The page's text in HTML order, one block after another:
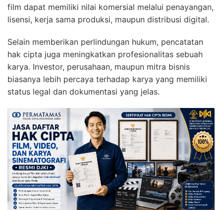
film dapat memiliki nilai komersial melalui penayangan,
lisensi, kerja sama produksi, maupun distribusi digital.
Selain memberikan perlindungan hukum, pencatatan
hak cipta juga meningkatkan profesionalitas sebuah
karya. Investor, perusahaan, maupun mitra bisnis
biasanya lebih percaya terhadap karya yang memiliki
status legal dan dokumentasi yang jelas.